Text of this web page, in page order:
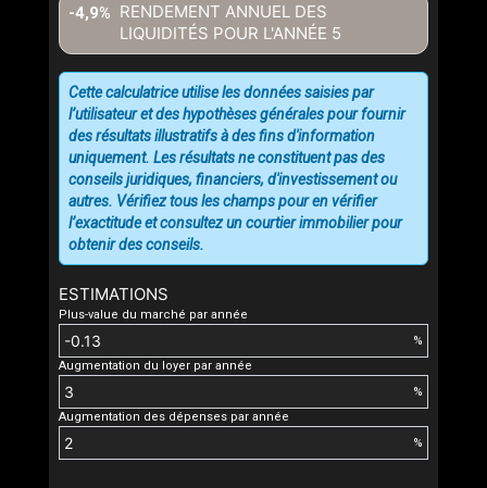
RENDEMENT ANNUEL DES
LIQUIDITÉS POUR L'ANNÉE 5
-4,9%
ESTIMATIONS
Plus-value du marché par année
%
Augmentation du loyer par année
%
Augmentation des dépenses par année
%
Cette calculatrice utilise les données saisies par
l’utilisateur et des hypothèses générales pour fournir
des résultats illustratifs à des fins d'information
uniquement. Les résultats ne constituent pas des
conseils juridiques, financiers, d'investissement ou
autres. Vérifiez tous les champs pour en vérifier
l’exactitude et consultez un courtier immobilier pour
obtenir des conseils.